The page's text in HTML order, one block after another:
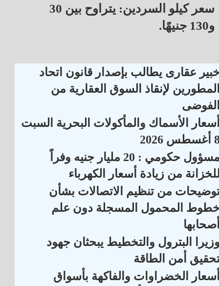
سعر كيلو السردين: يتراوح بين 30
و130 جنيهًا.
عقارى يطالب بإصدار قانون اتحاد
لإنقاذ السوق العقارية من
الأسماك والمأكولات البحرية السبت
2026
مسؤول حكومي : 20 مليار جنيه وفراً
من زيادة أسعار الكهرباء
من تنظيم الاتصالات بشأن
المحمول المسجلة دون علم
البترول والتخطيط يبحثان جهود
أمن الطاقة
الخضراوات والفاكهة بأسواق